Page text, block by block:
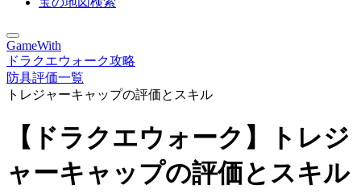
GameWith
ドラクエウォーク攻略
防具評価一覧
トレジャーキャップの評価とスキル
【ドラクエウォーク】トレジ
ャーキャップの評価とスキル